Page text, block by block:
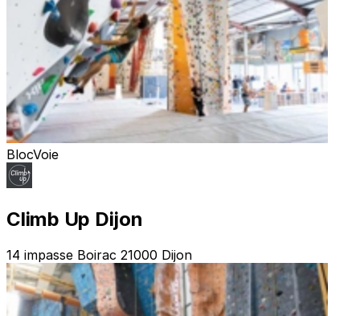
BlocVoie
Climb Up Dijon
14 impasse Boirac 21000 Dijon